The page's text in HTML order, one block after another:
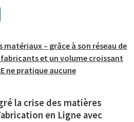
– grâce à son réseau de
fabricants et un volume croissant
ne pratique aucune
la crise des matières
en Ligne avec